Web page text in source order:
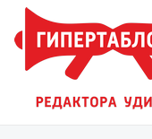
Перейти
содержимому
Искать: